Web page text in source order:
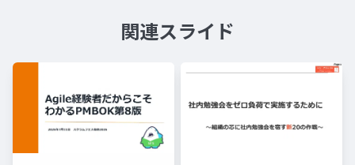
関連スライド